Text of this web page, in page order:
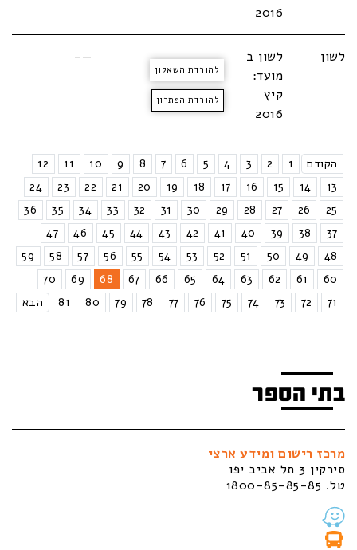
2016
לשון
לשון ב
מועד:
קיץ
2016
להורדת השאלון
להורדת הפתרון
—-
הקודם 1
2
3
4
5
6
7
8
9
10
11
12
13
14
15
16
17
18
19
20
21
22
23
24
25
26
27
28
29
30
31
32
33
34
35
36
37
38
39
40
41
42
43
44
45
46
47
48
49
50
51
52
53
54
55
56
57
58
59
60
61
62
63
64
65
66
67
68
69
70
71
72
73
74
75
76
77
78
79
80
81 הבא
בתי הספר
מרכז רישום ומידע ארצי
סירקין 3 תל אביב יפו
טל. 1800-85-85-85